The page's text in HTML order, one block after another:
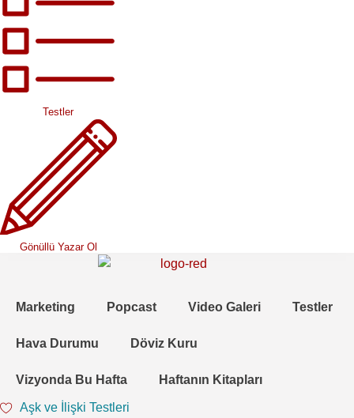
Testler
Gönüllü Yazar Ol
Marketing Popcast Video Galeri Testler
Hava Durumu Döviz Kuru
Vizyonda Bu Hafta Haftanın Kitapları
Aşk ve İlişki Testleri